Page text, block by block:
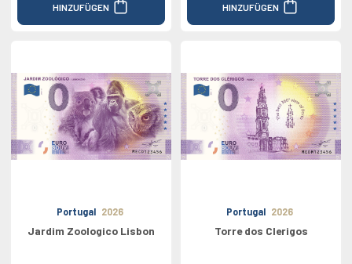
HINZUFÜGEN HINZUFÜGEN
Portugal 2026
Jardim Zoologico Lisbon
Portugal 2026
Torre dos Clerigos